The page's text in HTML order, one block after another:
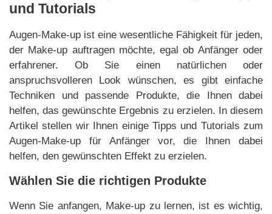
und Tutorials
Augen-Make-up ist eine wesentliche Fähigkeit für jeden,
der Make-up auftragen möchte, egal ob Anfänger oder
erfahrener. Ob Sie einen natürlichen oder
anspruchsvolleren Look wünschen, es gibt einfache
Techniken und passende Produkte, die Ihnen dabei
helfen, das gewünschte Ergebnis zu erzielen. In diesem
Artikel stellen wir Ihnen einige Tipps und Tutorials zum
Augen-Make-up für Anfänger vor, die Ihnen dabei
helfen, den gewünschten Effekt zu erzielen.
Wählen Sie die richtigen Produkte
Wenn Sie anfangen, Make-up zu lernen, ist es wichtig,